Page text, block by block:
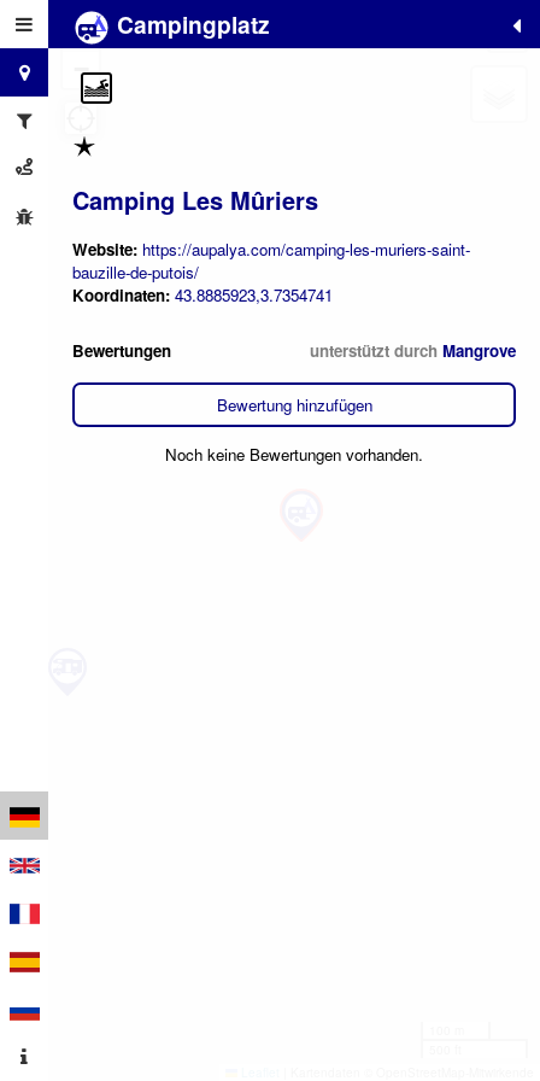
Campingplatz
Camping Les Mûriers
Website: https://aupalya.com/camping-les-muriers-saint-
bauzille-de-putois/
Koordinaten: 43.8885923,3.7354741
Bewertungen unterstützt durch Mangrove
Bewertung hinzufügen
Noch keine Bewertungen vorhanden.
+
−